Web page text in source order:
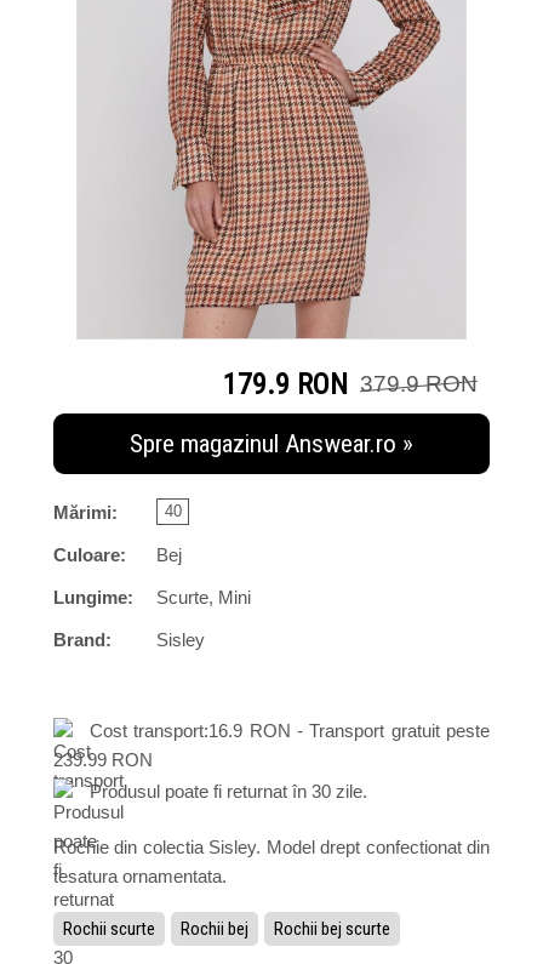
179.9 RON 379.9 RON
Spre magazinul Answear.ro »
Mărimi: 40
Culoare: Bej
Lungime: Scurte, Mini
Brand: Sisley
Cost transport:16.9 RON - Transport gratuit peste
239.99 RON
Produsul poate fi returnat în 30 zile.
Rochie din colectia Sisley. Model drept confectionat din
tesatura ornamentata.
Rochii scurte Rochii bej Rochii bej scurte